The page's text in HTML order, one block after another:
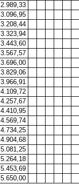
2.989,33
3.096,95
3.208,44
3.323,94
3.443,60
3.567,57
3.696,00
3.829,06
3.966,91
4.109,72
4.257,67
4.410,95
4.569,74
4.734,25
4.904,68
5.081,25
5.264,18
5.453,69
5.650,00